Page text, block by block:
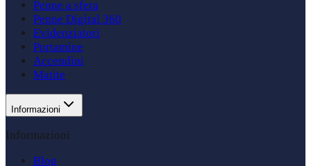
Penne a sfera
Penne Digital 360
Evidenziatori
Portamine
Accendini
Matite
Informazioni
Informazioni
Blog